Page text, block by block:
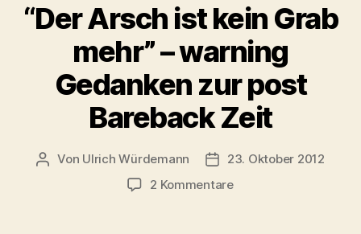
“Der Arsch ist kein Grab
mehr” – warning
Gedanken zur post
Bareback Zeit
Beitragsautor
Von Ulrich Würdemann Beitragsdatum
23. Oktober 2012
2 Kommentarezu